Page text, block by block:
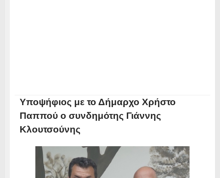
Υποψήφιος με το Δήμαρχο Χρήστο
Παππού ο συνδημότης Γιάννης
Κλουτσούνης